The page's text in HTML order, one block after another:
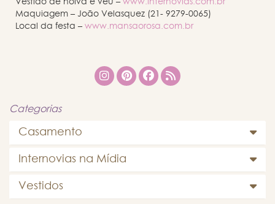
Maquiagem – João Velasquez (21- 9279-0065)
Local da festa – www.mansaorosa.com.br
Categorias
Casamento
Internovias na Mídia
Vestidos